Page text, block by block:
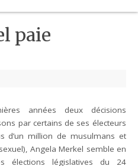
paie
années deux décisions
par certains de ses électeurs
d’un million de musulmans et
Angela Merkel semble en
législatives du 24